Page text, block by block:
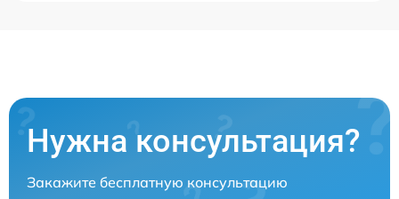
Нужна консультация?
Закажите бесплатную консультацию